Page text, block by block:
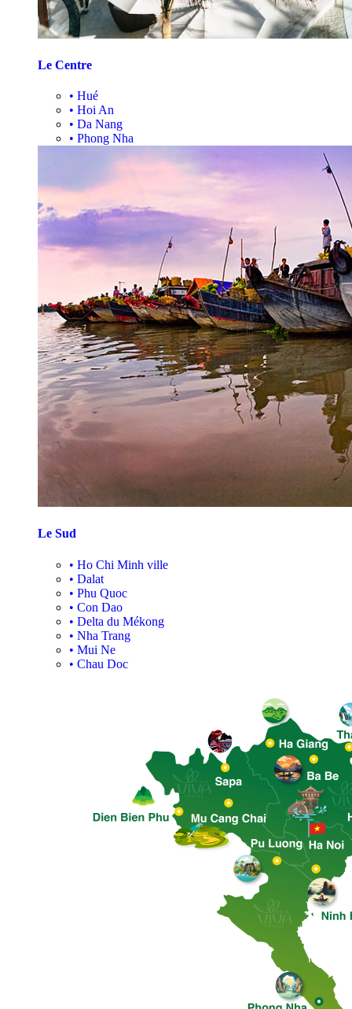
Le Centre
• Hué
• Hoi An
• Da Nang
• Phong Nha
Le Sud
• Ho Chi Minh ville
• Dalat
• Phu Quoc
• Con Dao
• Delta du Mékong
• Nha Trang
• Mui Ne
• Chau Doc